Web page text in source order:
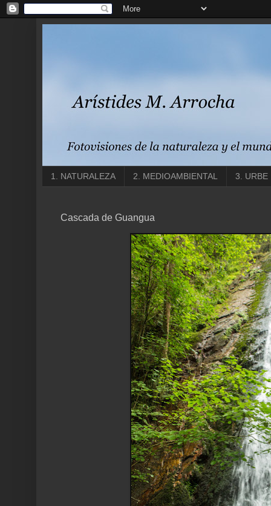
1. NATURALEZA 2. MEDIOAMBIENTAL 3. URBE
Cascada de Guangua